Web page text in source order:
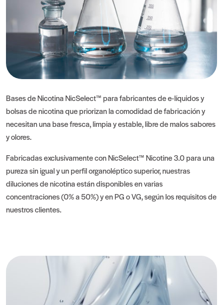
Bases de Nicotina NicSelect™ para fabricantes de e-líquidos y
bolsas de nicotina que priorizan la comodidad de fabricación y
necesitan una base fresca, limpia y estable, libre de malos sabores
y olores.
Fabricadas exclusivamente con NicSelect™ Nicotine 3.0 para una
pureza sin igual y un perfil organoléptico superior, nuestras
diluciones de nicotina están disponibles en varias
concentraciones (0% a 50%) y en PG o VG, según los requisitos de
nuestros clientes.